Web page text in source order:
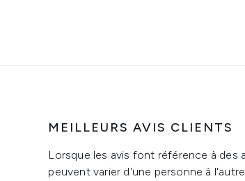
MEILLEURS AVIS CLIENTS
Lorsque les avis font référence à des
peuvent varier d'une personne à